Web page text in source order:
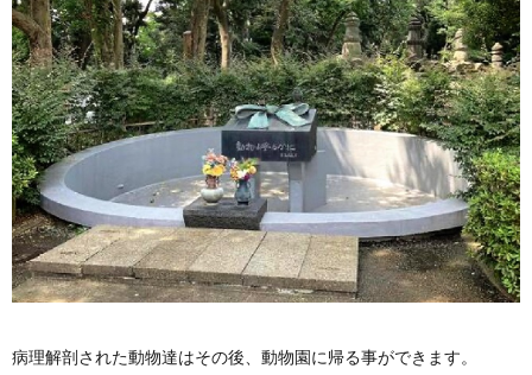
病理解剖された動物達はその後、動物園に帰る事ができます。